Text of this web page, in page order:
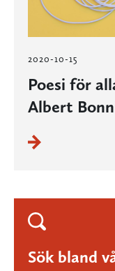
2020-10-15
Poesi för
Albert
Sök bland